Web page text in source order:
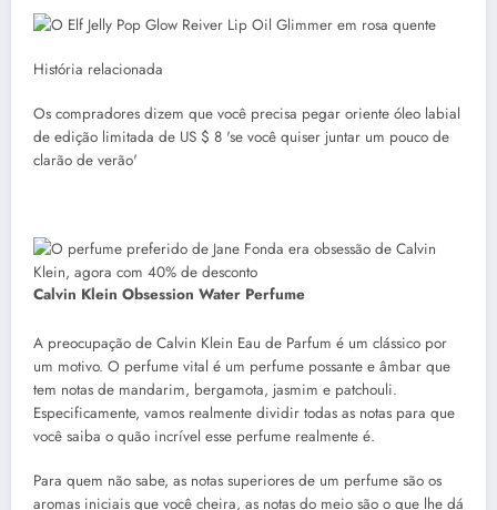
História relacionada
Os compradores dizem que você precisa pegar oriente óleo labial
de edição limitada de US $ 8 'se você quiser juntar um pouco de
clarão de verão'
Calvin Klein Obsession Water Perfume
A preocupação de Calvin Klein Eau de Parfum é um clássico por
um motivo. O perfume vital é um perfume possante e âmbar que
tem notas de mandarim, bergamota, jasmim e patchouli.
Especificamente, vamos realmente dividir todas as notas para que
você saiba o quão incrível esse perfume realmente é.
Para quem não sabe, as notas superiores de um perfume são os
aromas iniciais que você cheira, as notas do meio são o que lhe dá